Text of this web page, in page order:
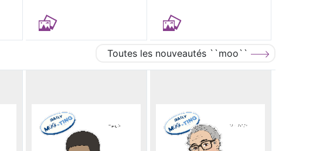
Toutes les nouveautés ``moo``